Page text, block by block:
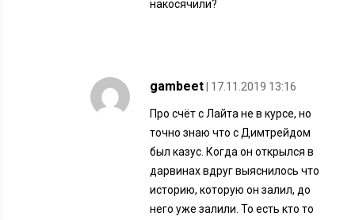
накосячили?
gambeet | 17.11.2019 13:16
Про счёт с Лайта не в курсе, но
точно знаю что с Димтрейдом
был казус. Когда он открылся в
дарвинах вдруг выяснилось что
историю, которую он залил, до
него уже залили. То есть кто то